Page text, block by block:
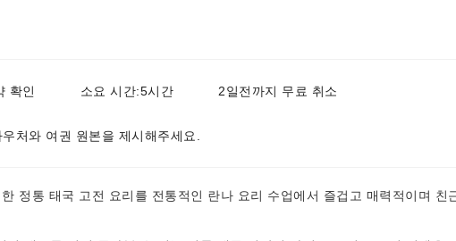
확인 소요 시간:5시간 2일전까지 무료 취소
처와 여권 원본을 제시해주세요.
정통 태국 고전 요리를 전통적인 란나 요리 수업에서 즐겁고 매력적이며 친